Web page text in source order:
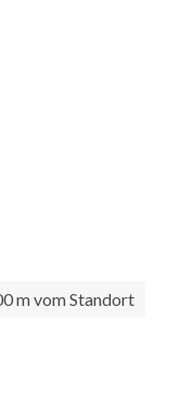
m vom Standort